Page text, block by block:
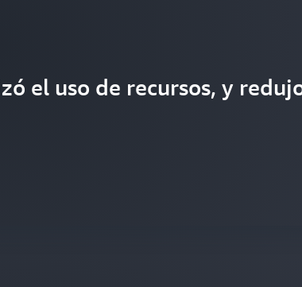
el uso de recursos, y